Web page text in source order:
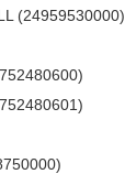
(24959530000)